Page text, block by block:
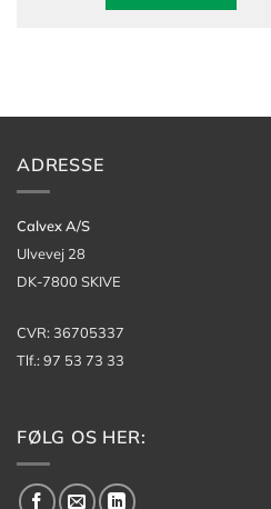
ADRESSE
Calvex A/S
Ulvevej 28
DK-7800 SKIVE
CVR: 36705337
Tlf.: 97 53 73 33
FØLG OS HER: